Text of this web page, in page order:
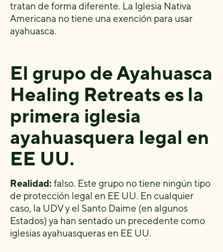
tratan de forma diferente. La Iglesia Nativa
Americana no tiene una exención para usar
ayahuasca.
El grupo de Ayahuasca
Healing Retreats es la
primera iglesia
ayahuasquera legal en
EE UU.
Realidad: falso. Este grupo no tiene ningún tipo
de protección legal en EE UU. En cualquier
caso, la UDV y el Santo Daime (en algunos
Estados) ya han sentado un precedente como
iglesias ayahuasqueras en EE UU.